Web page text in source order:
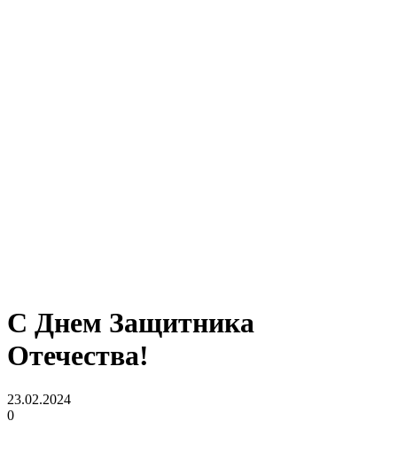
С Днем Защитника
Отечества!
23.02.2024
0